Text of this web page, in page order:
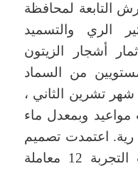
التابعة لمحافظة
الري والتسميد
أشجار الزيتون
من السماد
في شهر تشرين الثاني ،
مواعيد وبمعدل ماء
شجرة/ رية. اعتمدت تصميم
العشوائية الكاملة ، تضمنت التجربة 12 معاملة